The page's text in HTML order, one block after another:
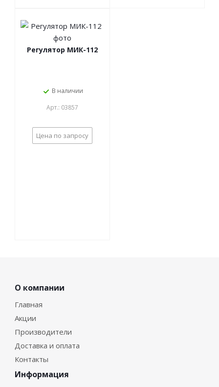
Регулятор МИК-112
В наличии
Арт.: 03857
Цена по запросу
О компании
Главная
Акции
Производители
Доставка и оплата
Контакты
Информация